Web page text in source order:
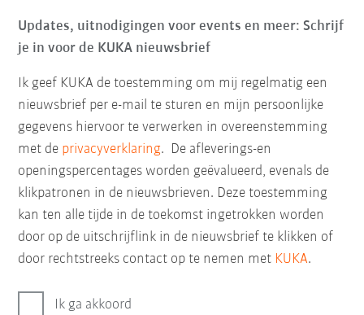
Updates, uitnodigingen voor events en meer: Schrijf
je in voor de KUKA nieuwsbrief
Ik geef KUKA de toestemming om mij regelmatig een
nieuwsbrief per e-mail te sturen en mijn persoonlijke
gegevens hiervoor te verwerken in overeenstemming
met de privacyverklaring. De afleverings-en
openingspercentages worden geëvalueerd, evenals de
klikpatronen in de nieuwsbrieven. Deze toestemming
kan ten alle tijde in de toekomst ingetrokken worden
door op de uitschrijflink in de nieuwsbrief te klikken of
door rechtstreeks contact op te nemen met KUKA.
Ik ga akkoord